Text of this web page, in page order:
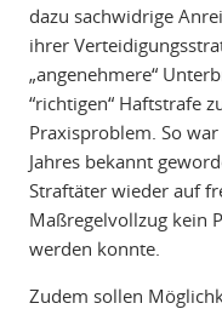
dazu sachwidrige
ihrer
„angenehmere“
“richtigen“ Haftstrafe
Praxisproblem. So
Jahres bekannt
Straftäter wieder auf
Maßregelvollzug kein
werden konnte.
Zudem sollen